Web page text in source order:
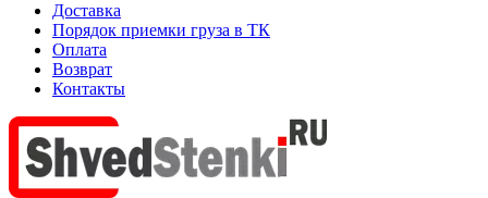
Доставка
Порядок приемки груза в ТК
Оплата
Возврат
Контакты